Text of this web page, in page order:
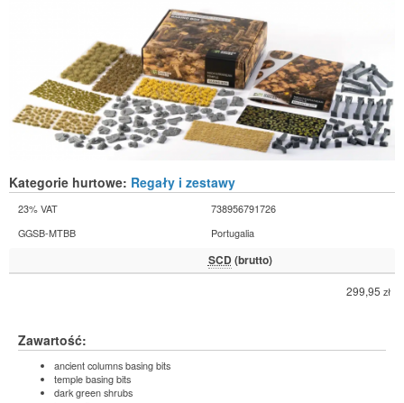
Kategorie hurtowe: Regały i zestawy
23% VAT
738956791726
GGSB-MTBB
Portugalia
SCD (brutto)
299,95 zł
Zawartość:
ancient columns basing bits
temple basing bits
dark green shrubs